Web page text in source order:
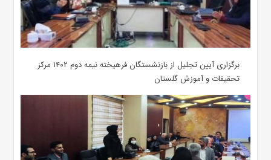
برگزاری آیین تجلیل از بازنشستگان فرهیخته نیمه دوم ۱۴۰۲ مرکز
تحقیقات و آموزش گلستان